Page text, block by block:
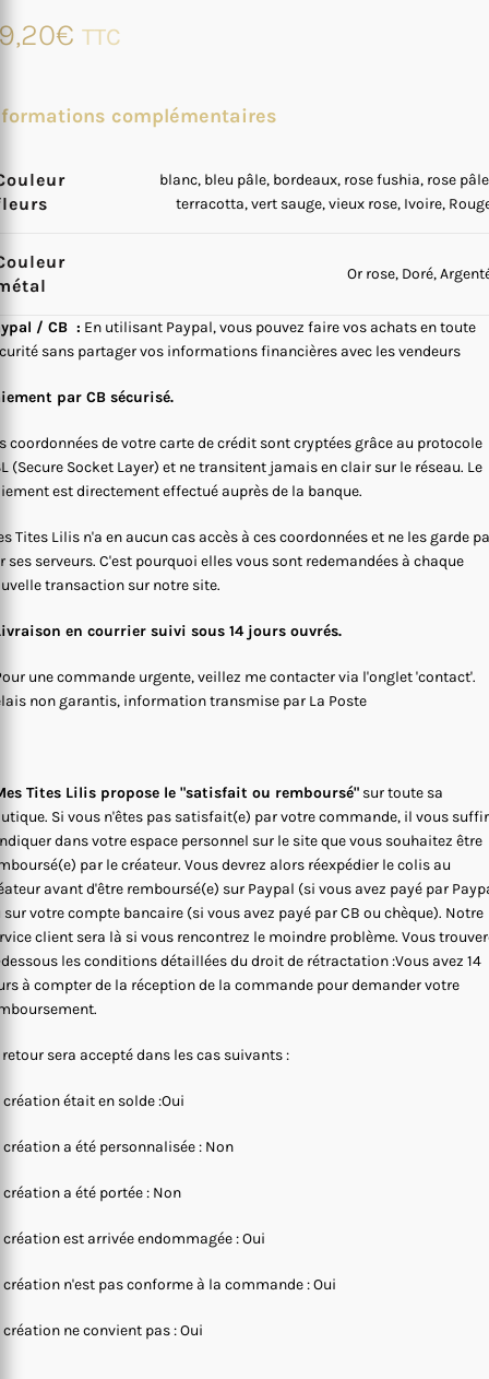
€ TTC
complémentaires
blanc, bleu pâle, bordeaux, rose fushia, rose
terracotta, vert sauge, vieux rose, Ivoire,
Or rose, Doré,
/ CB : En utilisant Paypal, vous pouvez faire vos achats en toute
sans partager vos informations financières avec les vendeurs
par CB sécurisé.
coordonnées de votre carte de crédit sont cryptées grâce au protocole
(Secure Socket Layer) et ne transitent jamais en clair sur le réseau. Le
est directement effectué auprès de la banque.
Tites Lilis n'a en aucun cas accès à ces coordonnées et ne les garde
ses serveurs. C'est pourquoi elles vous sont redemandées à chaque
transaction sur notre site.
en courrier suivi sous 14 jours ouvrés.
une commande urgente, veillez me contacter via l'onglet 'contact'.
non garantis, information transmise par La Poste
Tites Lilis propose le "satisfait ou remboursé" sur toute sa
Si vous n'êtes pas satisfait(e) par votre commande, il vous
dans votre espace personnel sur le site que vous souhaitez être
par le créateur. Vous devrez alors réexpédier le colis au
avant d'être remboursé(e) sur Paypal (si vous avez payé par
sur votre compte bancaire (si vous avez payé par CB ou chèque). Notre
client sera là si vous rencontrez le moindre problème. Vous
les conditions détaillées du droit de rétractation :Vous avez 14
à compter de la réception de la commande pour demander votre
retour sera accepté dans les cas suivants :
création était en solde :Oui
création a été personnalisée : Non
création a été portée : Non
création est arrivée endommagée : Oui
création n'est pas conforme à la commande : Oui
création ne convient pas : Oui